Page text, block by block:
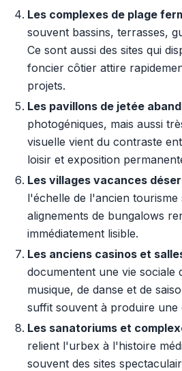
Les complexes de plage
souvent bassins, terrasses,
Ce sont aussi des sites qui
foncier côtier attire
projets.
Les pavillons de jetée
photogéniques, mais aussi
visuelle vient du contraste
loisir et exposition
Les villages vacances
l'échelle de l'ancien tourisme
alignements de bungalows
immédiatement lisible.
Les anciens casinos et
documentent une vie sociale
musique, de danse et de
suffit souvent à produire une
Les sanatoriums et
relient l'urbex à l'histoire
souvent des sites